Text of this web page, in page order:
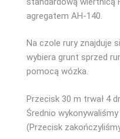
agregatem AH-140.
Na czole rury znajduje
wybiera grunt sprzed
pomocą wózka.
Przecisk 30 m trwał 4
Średnio
(Przecisk